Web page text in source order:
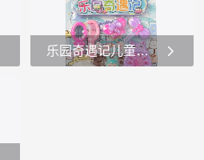
合3岁及以上的儿童。1.厨房
玩具套装：该套装包含一个
粉红色的厨房玩具，厨房设
计可爱，带有多个功能区
乐园奇遇记儿童角色扮演玩具套装过家家